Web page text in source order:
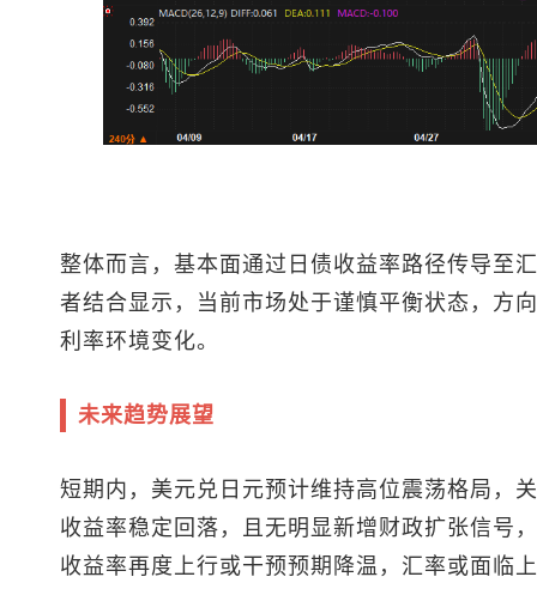
整体而言，基本面通过日债收益率路径传导至
者结合显示，当前市场处于谨慎平衡状态，方
利率环境变化。
未来趋势展望
短期内， 美元兑日元预计维持高位震荡格局，
收益率稳定回落，且无明显新增财政扩张信号
收益率再度上行或干预预期降温，汇率或面临